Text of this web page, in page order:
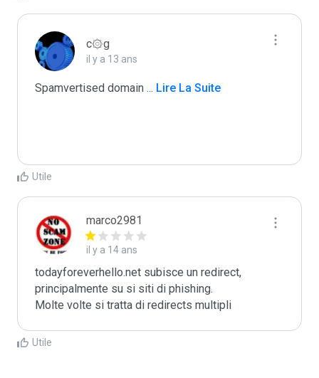
c۞g
il y a 13 ans
Spamvertised domain ... Lire La Suite
Utile
marco2981
il y a 14 ans
todayforeverhello.net subisce un redirect,
principalmente su si siti di phishing.
Molte volte si tratta di redirects multipli
Utile